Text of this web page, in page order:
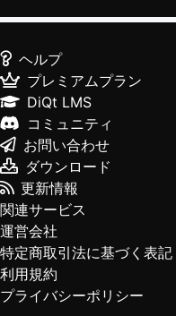
ヘルプ
プレミアムプラン
DiQt LMS
コミュニティ
お問い合わせ
ダウンロード
更新情報
関連サービス
運営会社
特定商取引法に基づく表記
利用規約
プライバシーポリシー